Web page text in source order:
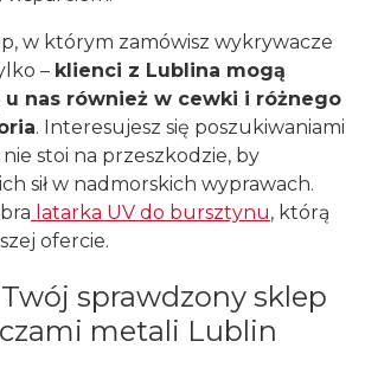
w którym zamówisz wykrywacze
– klienci z Lublina mogą
u nas również w cewki i różnego
. Interesujesz się poszukiwaniami
stoi na przeszkodzie, by
sił w nadmorskich wyprawach.
latarka UV do bursztynu, którą
ofercie.
Twój sprawdzony sklep
metali Lublin